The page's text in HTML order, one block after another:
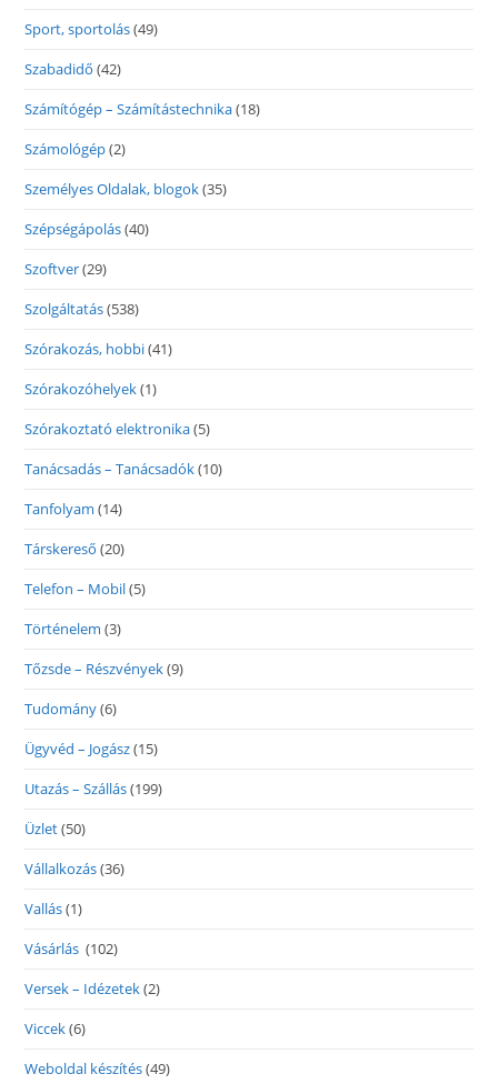
Sport, sportolás(49)
Szabadidő (42)
Számítógép – Számítástechnika(18)
Számológép(2)
Személyes Oldalak, blogok(35)
Szépségápolás(40)
Szoftver(29)
Szolgáltatás(538)
Szórakozás, hobbi(41)
Szórakozóhelyek(1)
Szórakoztató elektronika(5)
Tanácsadás – Tanácsadók(10)
Tanfolyam (14)
Társkereső (20)
Telefon – Mobil(5)
Történelem (3)
Tőzsde – Részvények(9)
Tudomány(6)
Ügyvéd – Jogász(15)
Utazás – Szállás(199)
Üzlet(50)
Vállalkozás(36)
Vallás(1)
Vásárlás (102)
Versek – Idézetek(2)
Viccek(6)
Weboldal készítés(49)